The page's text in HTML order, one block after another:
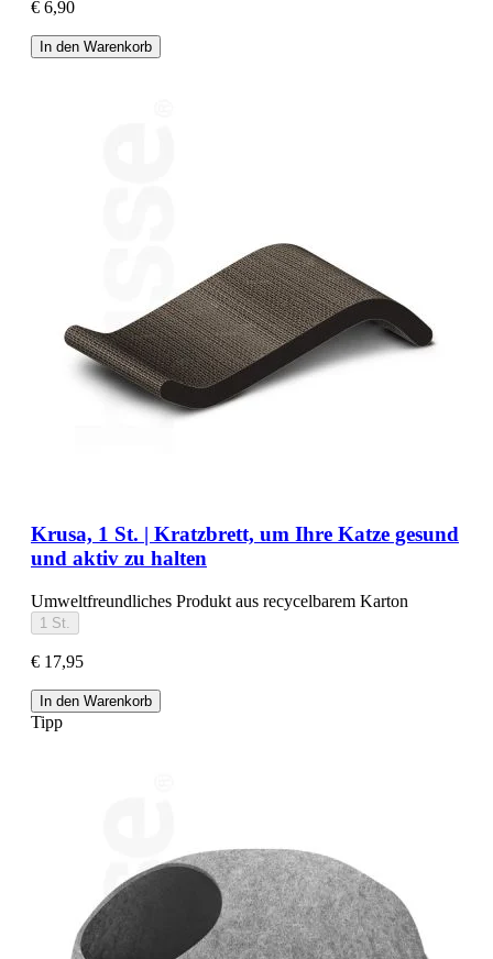
€ 6,90
In den Warenkorb
Krusa, 1 St. | Kratzbrett, um Ihre Katze gesund
und aktiv zu halten
Umweltfreundliches Produkt aus recycelbarem Karton
1 St.
€ 17,95
In den Warenkorb
Tipp